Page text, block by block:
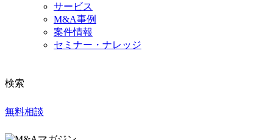
サービス
M&A事例
案件情報
セミナー・ナレッジ
検索
無料相談